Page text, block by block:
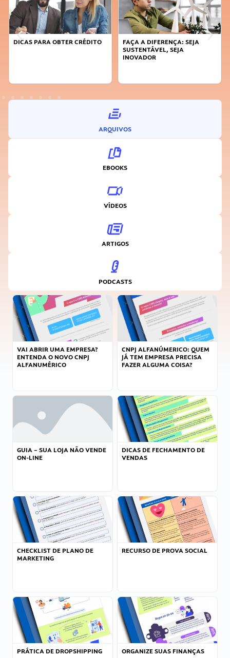
DICAS PARA OBTER CRÉDITO
FAÇA A DIFERENÇA: SEJA
SUSTENTÁVEL, SEJA
INOVADOR
ARQUIVOS
EBOOKS
VÍDEOS
ARTIGOS
PODCASTS
VAI ABRIR UMA EMPRESA?
ENTENDA O NOVO CNPJ
ALFANUMÉRICO
CNPJ ALFANÚMERICO: QUEM
JÁ TEM EMPRESA PRECISA
FAZER ALGUMA COISA?
GUIA – SUA LOJA NÃO VENDE
ON-LINE
DICAS DE FECHAMENTO DE
VENDAS
CHECKLIST DE PLANO DE
MARKETING
RECURSO DE PROVA SOCIAL
PRÁTICA DE DROPSHIPPING ORGANIZE SUAS FINANÇAS